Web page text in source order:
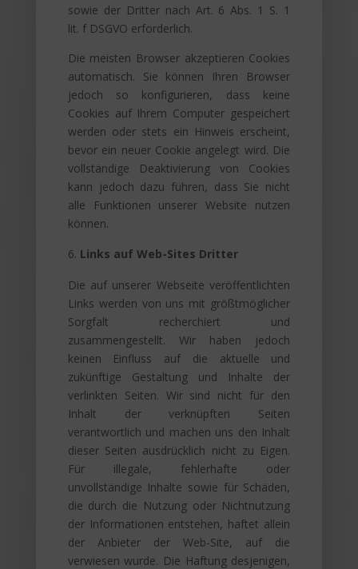
sowie der Dritter nach Art. 6 Abs. 1 S. 1
lit. f DSGVO erforderlich.
Die meisten Browser akzeptieren Cookies
automatisch. Sie können Ihren Browser
jedoch so konfigurieren, dass keine
Cookies auf Ihrem Computer gespeichert
werden oder stets ein Hinweis erscheint,
bevor ein neuer Cookie angelegt wird. Die
vollständige Deaktivierung von Cookies
kann jedoch dazu führen, dass Sie nicht
alle Funktionen unserer Website nutzen
können.
Links auf Web-Sites Dritter
Die auf unserer Webseite veröffentlichten
Links werden von uns mit größtmöglicher
Sorgfalt recherchiert und
zusammengestellt. Wir haben jedoch
keinen Einfluss auf die aktuelle und
zukünftige Gestaltung und Inhalte der
verlinkten Seiten. Wir sind nicht für den
Inhalt der verknüpften Seiten
verantwortlich und machen uns den Inhalt
dieser Seiten ausdrücklich nicht zu Eigen.
Für illegale, fehlerhafte oder
unvollständige Inhalte sowie für Schäden,
die durch die Nutzung oder Nichtnutzung
der Informationen entstehen, haftet allein
der Anbieter der Web-Site, auf die
verwiesen wurde. Die Haftung desjenigen,